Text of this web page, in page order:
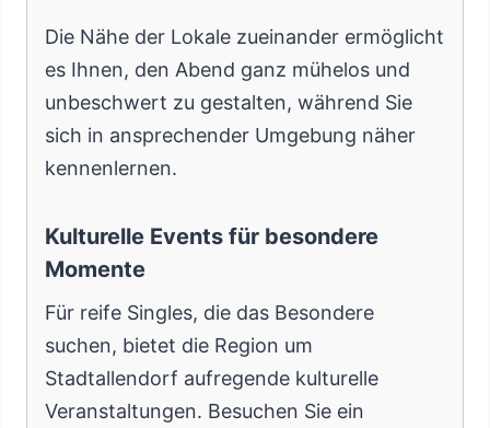
Die Nähe der Lokale zueinander ermöglicht
es Ihnen, den Abend ganz mühelos und
unbeschwert zu gestalten, während Sie
sich in ansprechender Umgebung näher
kennenlernen.
Kulturelle Events für besondere
Momente
Für reife Singles, die das Besondere
suchen, bietet die Region um
Stadtallendorf aufregende kulturelle
Veranstaltungen. Besuchen Sie ein